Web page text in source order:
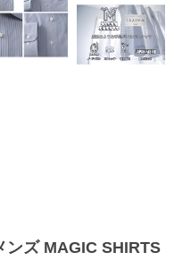
ンズ MAGIC SHIRTS